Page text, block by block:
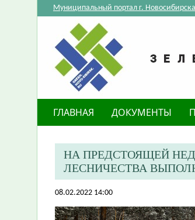
Муниципальный портал г. Новосибирска
ГЛАВНАЯ ДОКУМЕНТЫ
НА ПРЕДСТОЯЩЕЙ
ЛЕСНИЧЕСТВА
08.02.2022 14:00